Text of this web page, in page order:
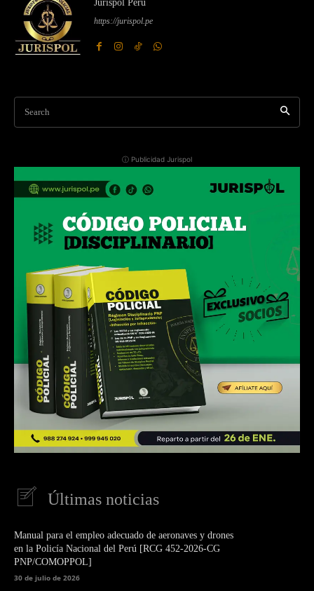
Jurispol Perú
https://jurispol.pe
Search
ⓘ Publicidad Jurispol
Últimas noticias
Manual para el empleo adecuado de aeronaves y drones
en la Policía Nacional del Perú [RCG 452-2026-CG
PNP/COMOPPOL]
30 de julio de 2026